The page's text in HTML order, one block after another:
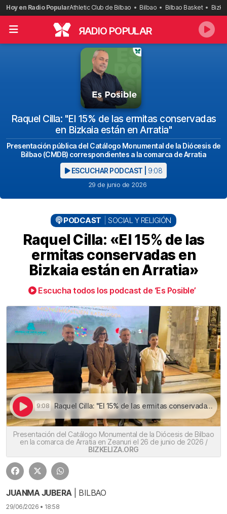
Saltar
al
contenido
Hoy en Radio PopularAthletic Club de Bilbao Bilbao Bilbao Basket
RADIO POPULAR
Raquel Cilla: "El 15% de las ermitas conservadas
en Bizkaia están en Arratia"
Presentación pública del Catálogo Monumental de la Diócesis de
Bilbao (CMDB) correspondientes a la comarca de Arratia
ESCUCHAR PODCAST | 9:08
29 de junio de 2026
PODCAST SOCIAL Y RELIGIÓN
Raquel Cilla: «El 15% de las
ermitas conservadas en
Bizkaia están en Arratia»
Escucha todos los podcast de ‘Es Posible’
9:08 Raquel Cilla: "El 15% de las ermitas conservadas en Bizkaia están en Arratia" | Raquel Cilla: «El 15% de las ermitas conservadas en Bizkaia están en Arratia»
Presentación del Catálogo Monumental de la Diócesis de Bilbao
en la comarca de Arratia en Zeanuri el 26 de junio de 2026 /
BIZKELIZA.ORG
JUANMA JUBERA| BILBAO
29/06/2026 • 18:58